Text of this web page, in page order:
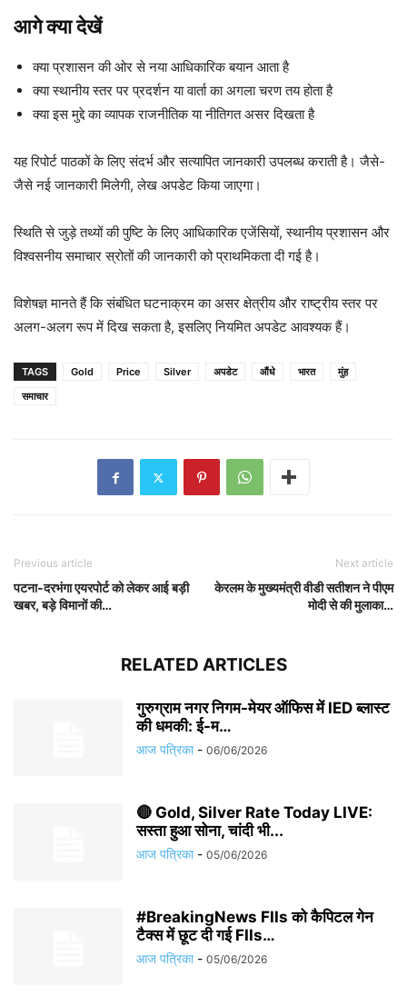
आगे क्या देखें
क्या प्रशासन की ओर से नया आधिकारिक बयान आता है
क्या स्थानीय स्तर पर प्रदर्शन या वार्ता का अगला चरण तय होता है
क्या इस मुद्दे का व्यापक राजनीतिक या नीतिगत असर दिखता है
यह रिपोर्ट पाठकों के लिए संदर्भ और सत्यापित जानकारी उपलब्ध कराती है। जैसे-
जैसे नई जानकारी मिलेगी, लेख अपडेट किया जाएगा।
स्थिति से जुड़े तथ्यों की पुष्टि के लिए आधिकारिक एजेंसियों, स्थानीय प्रशासन और
विश्वसनीय समाचार स्रोतों की जानकारी को प्राथमिकता दी गई है।
विशेषज्ञ मानते हैं कि संबंधित घटनाक्रम का असर क्षेत्रीय और राष्ट्रीय स्तर पर
अलग-अलग रूप में दिख सकता है, इसलिए नियमित अपडेट आवश्यक हैं।
TAGS Gold Price Silver अपडेट औंधे भारत
मुंह
समाचार
Previous article
पटना-दरभंगा एयरपोर्ट को लेकर आई बड़ी
खबर, बड़े विमानों की…
Next article
केरलम के मुख्यमंत्री वीडी सतीशन ने पीएम
मोदी से की मुलाका…
RELATED ARTICLES
गुरुग्राम नगर निगम-मेयर ऑफिस में IED ब्लास्ट
की धमकी: ई-म…
आज पत्रिका - 06/06/2026
🔴 Gold, Silver Rate Today LIVE:
सस्ता हुआ सोना, चांदी भी...
आज पत्रिका - 05/06/2026
#BreakingNews FIIs को कैपिटल गेन
टैक्स में छूट दी गई FIIs…
आज पत्रिका - 05/06/2026